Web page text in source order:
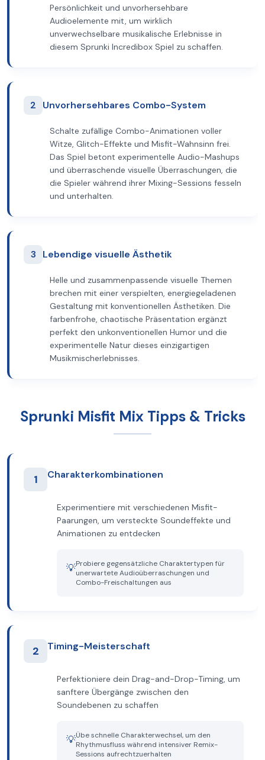
Persönlichkeit und unvorhersehbare
Audioelemente mit, um wirklich
unverwechselbare musikalische Erlebnisse in
diesem Sprunki Incredibox Spiel zu schaffen.
2 Unvorhersehbares Combo-System
Schalte zufällige Combo-Animationen voller
Witze, Glitch-Effekte und Misfit-Wahnsinn frei.
Das Spiel betont experimentelle Audio-Mashups
und überraschende visuelle Überraschungen, die
die Spieler während ihrer Mixing-Sessions fesseln
und unterhalten.
3 Lebendige visuelle Ästhetik
Helle und zusammenpassende visuelle Themen
brechen mit einer verspielten, energiegeladenen
Gestaltung mit konventionellen Ästhetiken. Die
farbenfrohe, chaotische Präsentation ergänzt
perfekt den unkonventionellen Humor und die
experimentelle Natur dieses einzigartigen
Musikmischerlebnisses.
Sprunki Misfit Mix Tipps & Tricks
1 Charakterkombinationen
Experimentiere mit verschiedenen Misfit-
Paarungen, um versteckte Soundeffekte und
Animationen zu entdecken
💡Probiere gegensätzliche Charaktertypen für
unerwartete Audioüberraschungen und
Combo-Freischaltungen aus
2 Timing-Meisterschaft
Perfektioniere dein Drag-and-Drop-Timing, um
sanftere Übergänge zwischen den
Soundebenen zu schaffen
💡Übe schnelle Charakterwechsel, um den
Rhythmusfluss während intensiver Remix-
Sessions aufrechtzuerhalten